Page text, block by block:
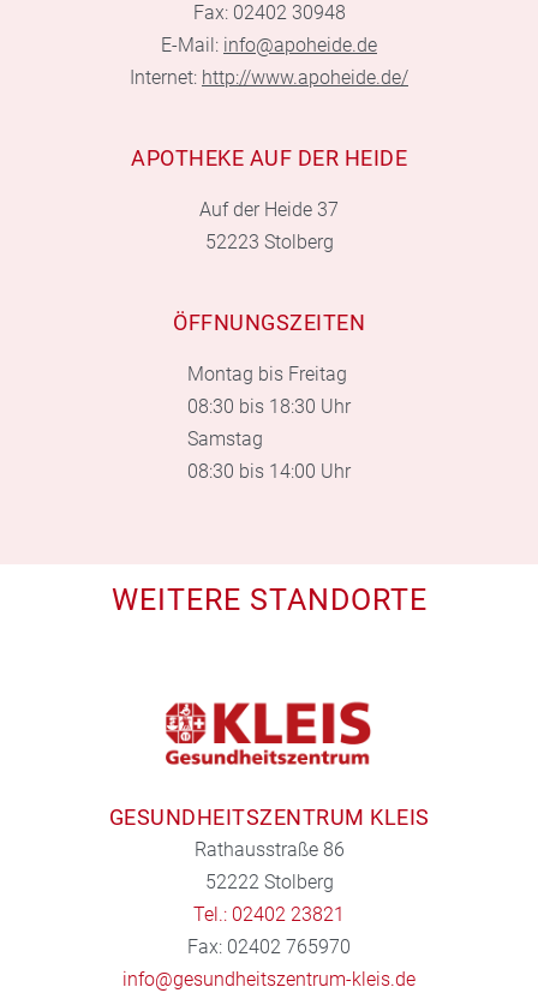
Fax: 02402 30948
E-Mail: info@apoheide.de
Internet: http://www.apoheide.de/
APOTHEKE AUF DER HEIDE
Auf der Heide 37
52223 Stolberg
ÖFFNUNGSZEITEN
Montag bis Freitag
08:30 bis 18:30 Uhr
Samstag
08:30 bis 14:00 Uhr
WEITERE STANDORTE
GESUNDHEITSZENTRUM KLEIS
Rathausstraße 86
52222 Stolberg
Tel.: 02402 23821
Fax: 02402 765970
info@gesundheitszentrum-kleis.de